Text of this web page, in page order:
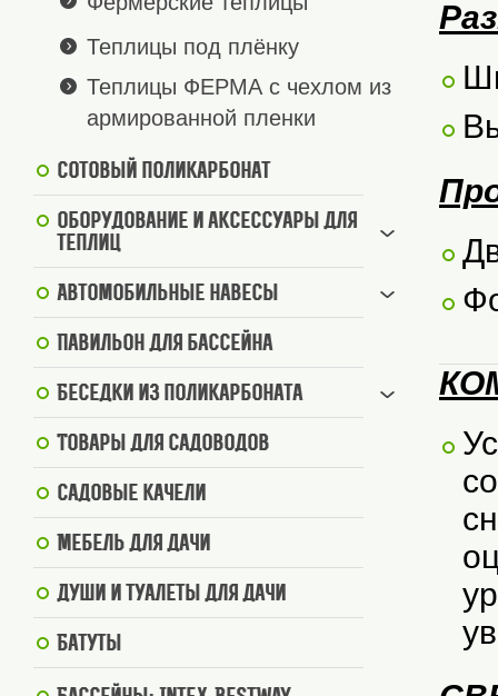
Теплицы под плёнку
Теплицы ФЕРМА с чехлом из
армированной пленки
Сотовый поликарбонат
Оборудование и аксессуары для
теплиц
Автомобильные навесы
Павильон для бассейна
Беседки из поликарбоната
Товары для садоводов
Садовые качели
Мебель для дачи
Души и туалеты для дачи
Батуты